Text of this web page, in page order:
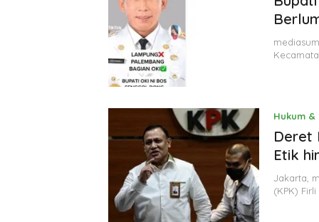
Hukum &
Deret
Etik
Jakarta,
(KPK) Firli
Politik